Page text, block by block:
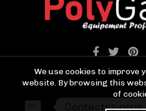
We use cookies to improve
website. By browsing this
of
Contactez-nous